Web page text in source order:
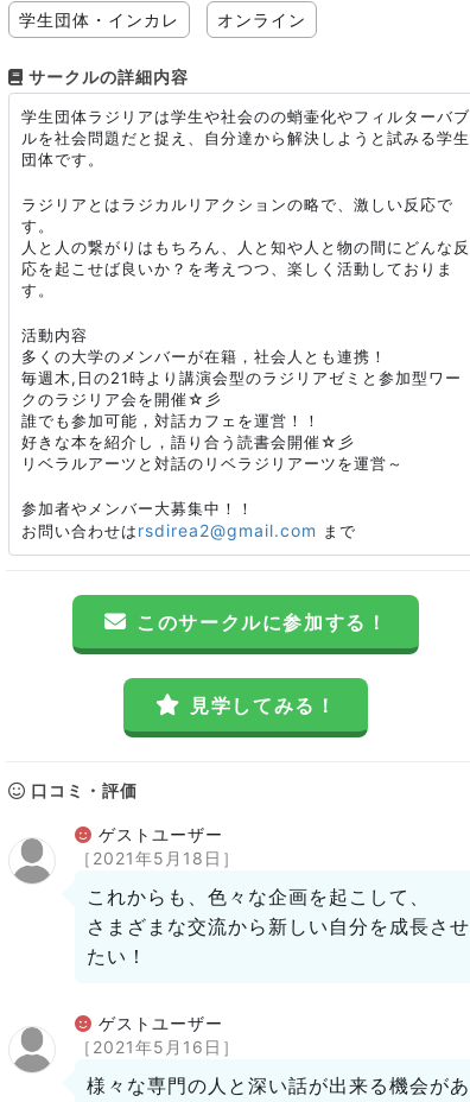
学生団体・インカレ オンライン
サークルの詳細内容
学生団体ラジリアは学生や社会のの蛸壷化やフィルターバブ
ルを社会問題だと捉え、自分達から解決しようと試みる学生
団体です。
ラジリアとはラジカルリアクションの略で、激しい反応で
す。
人と人の繋がりはもちろん、人と知や人と物の間にどんな反
応を起こせば良いか？を考えつつ、楽しく活動しておりま
す。
活動内容
多くの大学のメンバーが在籍，社会人とも連携！
毎週木,日の21時より講演会型のラジリアゼミと参加型ワー
クのラジリア会を開催☆彡
誰でも参加可能，対話カフェを運営！！
好きな本を紹介し，語り合う読書会開催☆彡
リベラルアーツと対話のリベラジリアーツを運営～
参加者やメンバー大募集中！！
お問い合わせはrsdirea2@gmail.com まで
このサークルに参加する！
見学してみる！
口コミ・評価
ゲストユーザー
［2021年5月18日］
これからも、色々な企画を起こして、
さまざまな交流から新しい自分を成長させ
たい！
ゲストユーザー
［2021年5月16日］
様々な専門の人と深い話が出来る機会があ